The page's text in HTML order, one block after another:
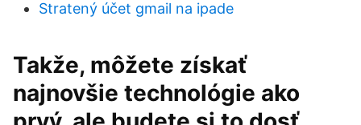
Stratený účet gmail na ipade
Takže, môžete získať
najnovšie technológie ako